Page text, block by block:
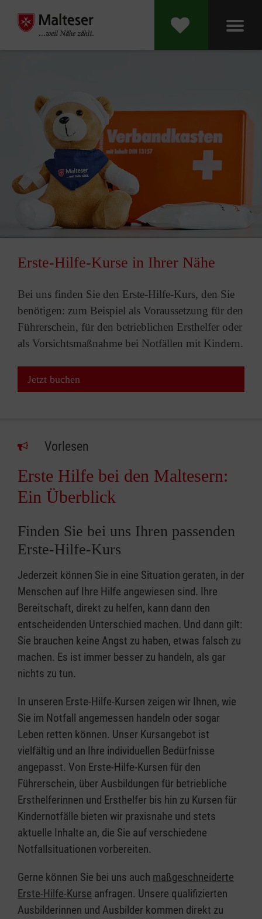
Erste-Hilfe-Kurse in Ihrer Nähe
Bei uns finden Sie den Erste-Hilfe-Kurs, den Sie
benötigen: zum Beispiel als Voraussetzung für den
Führerschein, für den betrieblichen Ersthelfer oder
als Vorsichtsmaßnahme bei Notfällen mit Kindern.
Jetzt buchen
Vorlesen
Erste Hilfe bei den Maltesern:
Ein Überblick
Finden Sie bei uns Ihren passenden
Erste-Hilfe-Kurs
Jederzeit können Sie in eine Situation geraten, in der
Menschen auf Ihre Hilfe angewiesen sind. Ihre
Bereitschaft, direkt zu helfen, kann dann den
entscheidenden Unterschied machen. Und dann gilt:
Sie brauchen keine Angst zu haben, etwas falsch zu
machen. Es ist immer besser zu handeln, als gar
nichts zu tun.
In unseren Erste-Hilfe-Kursen zeigen wir Ihnen, wie
Sie im Notfall angemessen handeln oder sogar
Leben retten können. Unser Kursangebot ist
vielfältig und an Ihre individuellen Bedürfnisse
angepasst. Von Erste-Hilfe-Kursen für den
Führerschein, über Ausbildungen für betriebliche
Ersthelferinnen und Ersthelfer bis hin zu Kursen für
Kindernotfälle bieten wir praxisnahe und stets
aktuelle Inhalte an, die Sie auf verschiedene
Notfallsituationen vorbereiten.
Gerne können Sie bei uns auch maßgeschneiderte
Erste-Hilfe-Kurse anfragen. Unsere qualifizierten
Ausbilderinnen und Ausbilder kommen direkt zu